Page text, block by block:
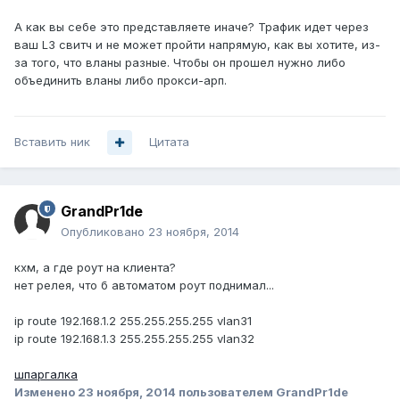
А как вы себе это представляете иначе? Трафик идет через
ваш L3 свитч и не может пройти напрямую, как вы хотите, из-
за того, что вланы разные. Чтобы он прошел нужно либо
объединить вланы либо прокси-арп.
Вставить ник Цитата
GrandPr1de
Опубликовано 23 ноября, 2014
кхм, а где роут на клиента?
нет релея, что б автоматом роут поднимал...
ip route 192.168.1.2 255.255.255.255 vlan31
ip route 192.168.1.3 255.255.255.255 vlan32
шпаргалка
Изменено 23 ноября, 2014 пользователем GrandPr1de